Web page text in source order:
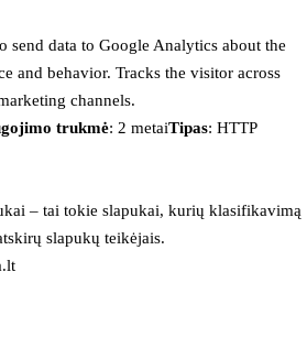
send data to Google Analytics about the
and behavior. Tracks the visitor across
channels.
trukmė: 2 metaiTipas: HTTP
– tai tokie slapukai, kurių klasifikavimą
slapukų teikėjais.